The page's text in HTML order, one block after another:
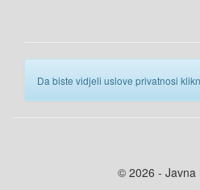
Da biste vidjeli uslove privatnosi
© 2026 - Javna